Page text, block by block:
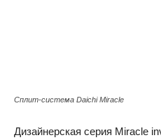
Сплит-система Daichi Miracle
Дизайнерская серия Miracle